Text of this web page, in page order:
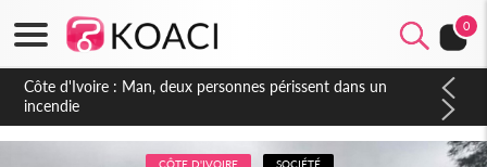
0
Côte d'Ivoire : Séileu, la célébration de la fête nationale
transformée en vaste campagne contre les produits
dépigmentants dangereux
CÔTE D'IVOIRE SOCIÉTÉ